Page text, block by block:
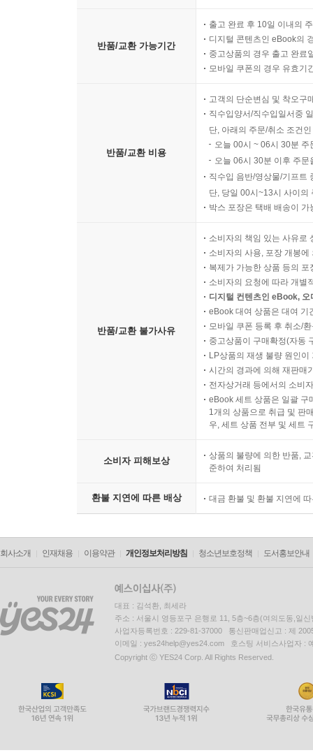
반품/교환 가능기간
출고 완료 후 10일 이내의
디지털 콘텐츠인 eBook의
중고상품의 경우 출고 완료
모바일 쿠폰의 경우 유효기
반품/교환 비용
고객의 단순변심 및 착오구
직수입양서/직수입일서중
단, 아래의 주문/취소 조건
오늘 00시 ~ 06시 30분
오늘 06시 30분 이후 주
직수입 음반/영상물/기프트
단, 당일 00시~13시 사이의
박스 포장은 택배 배송이
반품/교환 불가사유
소비자의 책임 있는 사유로
소비자의 사용, 포장 개봉
복제가 가능한 상품 등의
소비자의 요청에 따라 개별
디지털 컨텐츠인 eBook,
eBook 대여 상품은 대여 기
모바일 쿠폰 등록 후 취소/
중고상품이 구매확정(자동
LP상품의 재생 불량 원인
시간의 경과에 의해 재판매
전자상거래 등에서의 소비
eBook 세트 상품은 일괄 구
1개의 상품으로 취급 및 판
우, 세트 상품 전부 및 세트
소비자 피해보상
상품의 불량에 의한 반품,
준하여 처리됨
환불 지연에 따른 배상 대금 환불 및 환불 지연에
회사소개 인재채용 이용약관 개인정보처리방침 청소년보호정책 도서홍보안내
대표 : 김석환, 최세라
주소 : 서울시 영등포구 은행로 11, 5층~6층(여의도동,일신
사업자등록번호 : 229-81-37000 통신판매업신고 : 제
이메일 : yes24help@yes24.com 호스팅 서비스사업자 :
Copyright ⓒ YES24 Corp. All Rights Reserved.